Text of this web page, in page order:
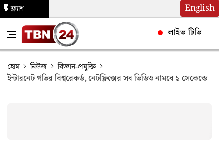
English
ফ্ল্যাশ
লাইভ টিভি
হোম নিউজ
বিজ্ঞান-প্রযুক্তি
ইন্টারনেট গতির বিশ্বরেকর্ড, নেটফ্লিক্সের সব ভিডিও নামবে ১ সেকেন্ডে